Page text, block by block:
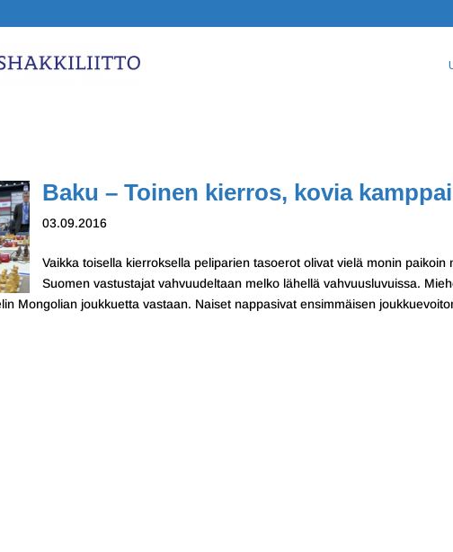
Baku – Toinen kierros, kovia
03.09.2016
Vaikka toisella kierroksella peliparien tasoerot olivat vielä monin paikoin
Suomen vastustajat vahvuudeltaan melko lähellä vahvuusluvuissa.
Mongolian joukkuetta vastaan. Naiset nappasivat ensimmäisen